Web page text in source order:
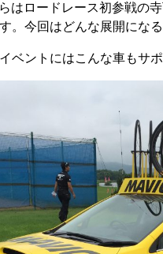
はロードレース初参戦の
。今回はどんな展開にな
ベントにはこんな車もサ